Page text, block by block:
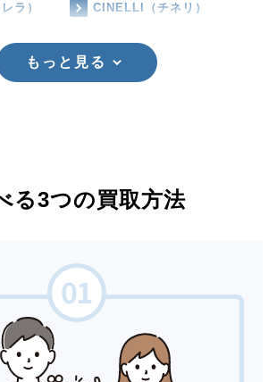
ラ） CINELLI（チネリ）
もっと見る
る3つの買取方法